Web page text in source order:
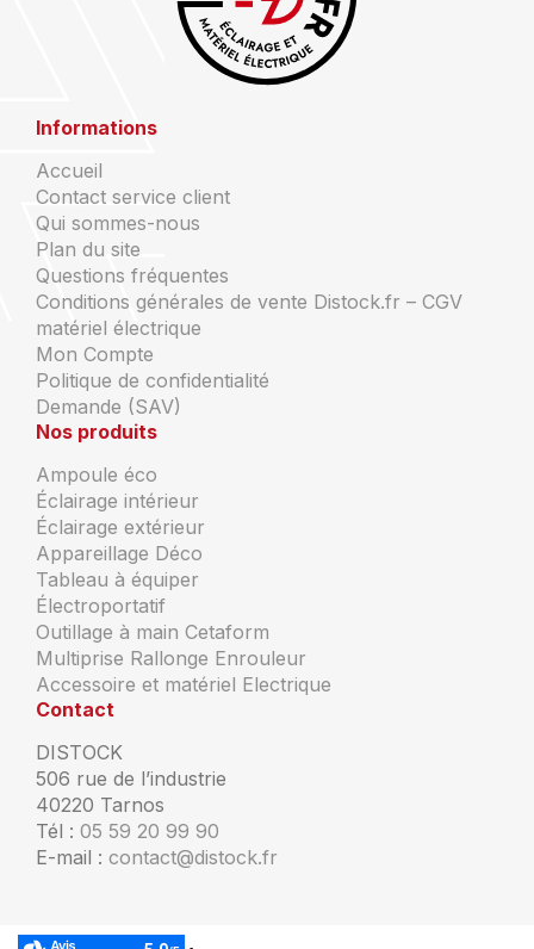
Informations
Accueil
Contact service client
Qui sommes-nous
Plan du site
Questions fréquentes
Conditions générales de vente Distock.fr – CGV
matériel électrique
Mon Compte
Politique de confidentialité
Demande (SAV)
Nos produits
Ampoule éco
Éclairage intérieur
Éclairage extérieur
Appareillage Déco
Tableau à équiper
Électroportatif
Outillage à main Cetaform
Multiprise Rallonge Enrouleur
Accessoire et matériel Electrique
Contact
DISTOCK
506 rue de l’industrie
40220 Tarnos
Tél : 05 59 20 99 90
E-mail : contact@distock.fr